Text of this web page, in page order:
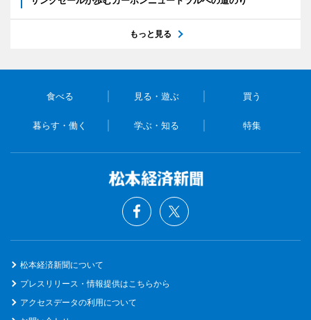
もっと見る
食べる 見る・遊ぶ 買う
暮らす・働く 学ぶ・知る 特集
松本経済新聞について
プレスリリース・情報提供はこちらから
アクセスデータの利用について